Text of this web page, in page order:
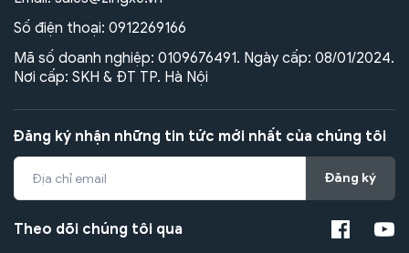
Số điện thoại: 0912269166
Mã số doanh nghiệp: 0109676491. Ngày cấp: 08/01/2024.
Nơi cấp: SKH & ĐT TP. Hà Nội
Đăng ký nhận những tin tức mới nhất của chúng tôi
Đăng ký
Theo dõi chúng tôi qua